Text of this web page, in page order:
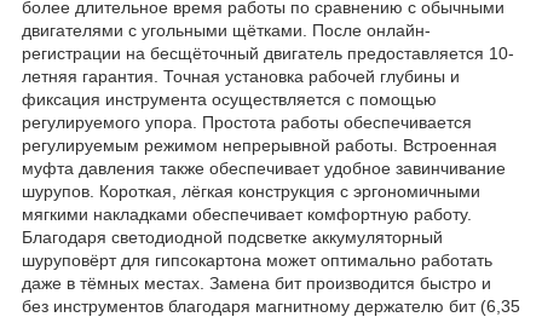
более длительное время работы по сравнению с обычными
двигателями с угольными щётками. После онлайн-
регистрации на бесщёточный двигатель предоставляется 10-
летняя гарантия. Точная установка рабочей глубины и
фиксация инструмента осуществляется с помощью
регулируемого упора. Простота работы обеспечивается
регулируемым режимом непрерывной работы. Встроенная
муфта давления также обеспечивает удобное завинчивание
шурупов. Короткая, лёгкая конструкция с эргономичными
мягкими накладками обеспечивает комфортную работу.
Благодаря светодиодной подсветке аккумуляторный
шуруповёрт для гипсокартона может оптимально работать
даже в тёмных местах. Замена бит производится быстро и
без инструментов благодаря магнитному держателю бит (6,35